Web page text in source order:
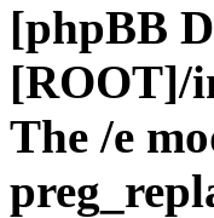
[phpBB
[ROOT]/
The /e